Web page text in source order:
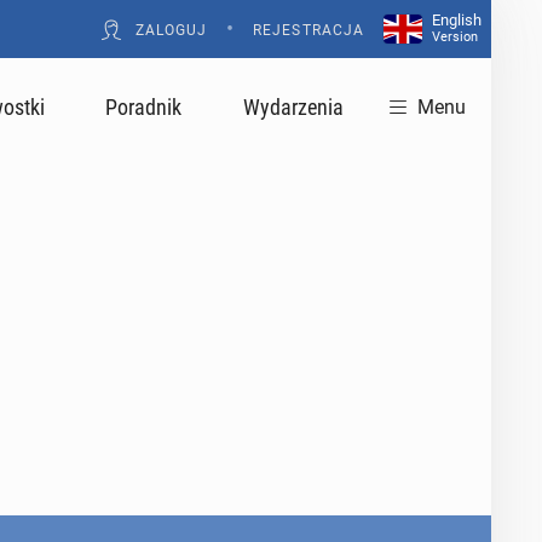
ZALOGUJ • REJESTRACJA
English
Version
Poradnik Wydarzenia Menu